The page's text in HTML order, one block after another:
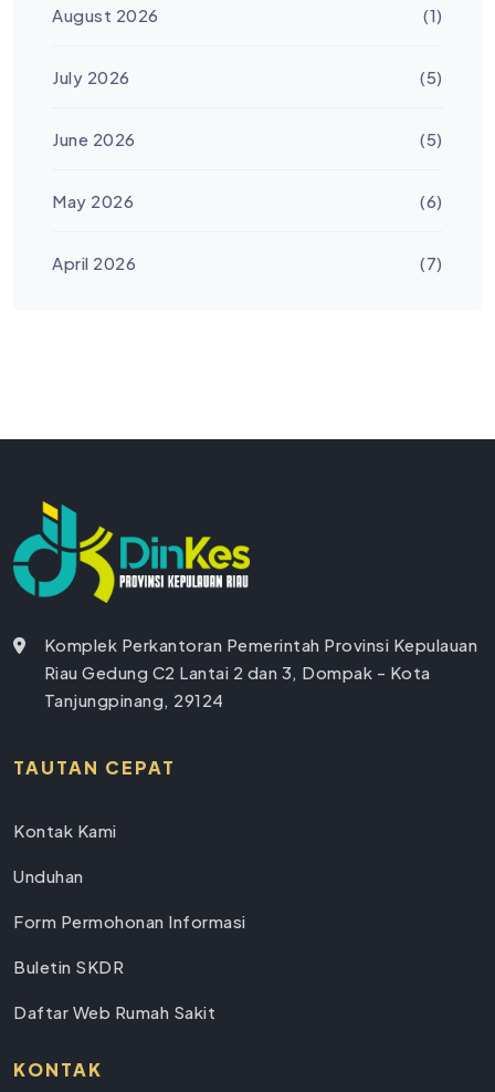
August 2026 (1)
July 2026 (5)
June 2026 (5)
May 2026 (6)
April 2026 (7)
Komplek Perkantoran Pemerintah Provinsi Kepulauan
Riau Gedung C2 Lantai 2 dan 3, Dompak - Kota
Tanjungpinang, 29124
TAUTAN CEPAT
Kontak Kami
Unduhan
Form Permohonan Informasi
Buletin SKDR
Daftar Web Rumah Sakit
KONTAK